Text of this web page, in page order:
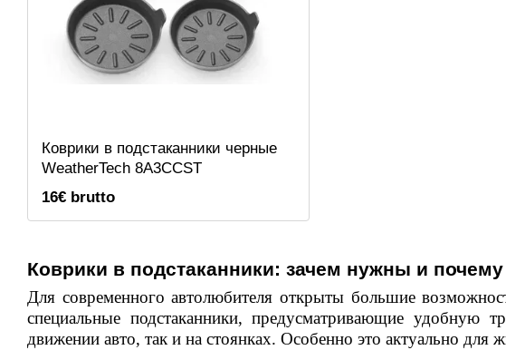
Коврики в подстаканники: зачем нужны и
Для современного автолюбителя открыты большие
специальные подстаканники, предусматривающие удобную
движении авто, так и на стоянках. Особенно это актуально
Коврики в подстаканники черные
WeatherTech 8A3CCST
16€ brutto